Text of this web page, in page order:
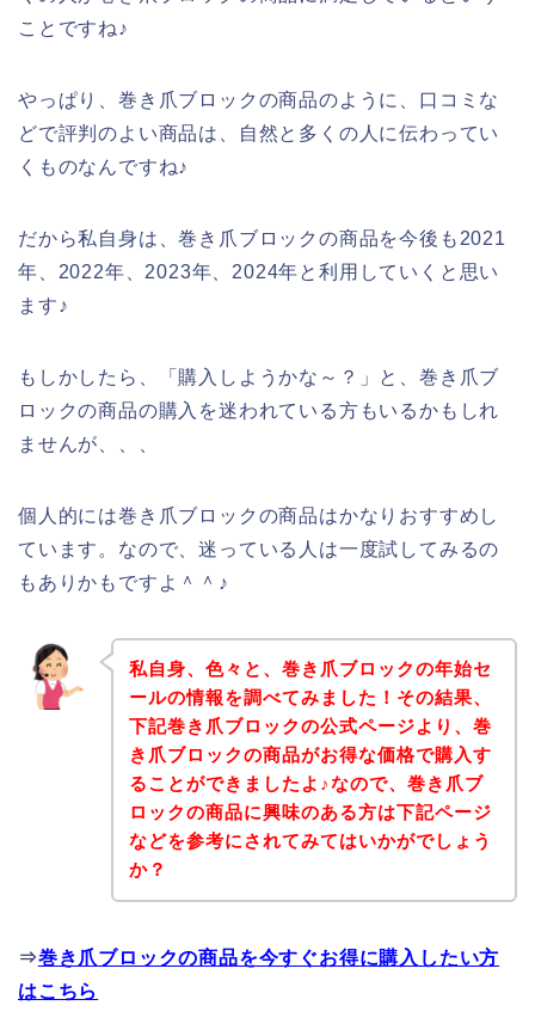
ことですね♪
やっぱり、巻き爪ブロックの商品のように、口コミな
どで評判のよい商品は、自然と多くの人に伝わってい
くものなんですね♪
だから私自身は、巻き爪ブロックの商品を今後も2021
年、2022年、2023年、2024年と利用していくと思い
ます♪
もしかしたら、「購入しようかな～？」と、巻き爪ブ
ロックの商品の購入を迷われている方もいるかもしれ
ませんが、、、
個人的には巻き爪ブロックの商品はかなりおすすめし
ています。なので、迷っている人は一度試してみるの
もありかもですよ＾＾♪
私自身、色々と、巻き爪ブロックの年始セ
ールの情報を調べてみました！その結果、
下記巻き爪ブロックの公式ページより、巻
き爪ブロックの商品がお得な価格で購入す
ることができましたよ♪なので、巻き爪ブ
ロックの商品に興味のある方は下記ページ
などを参考にされてみてはいかがでしょう
か？
⇒巻き爪ブロックの商品を今すぐお得に購入したい方
はこちら